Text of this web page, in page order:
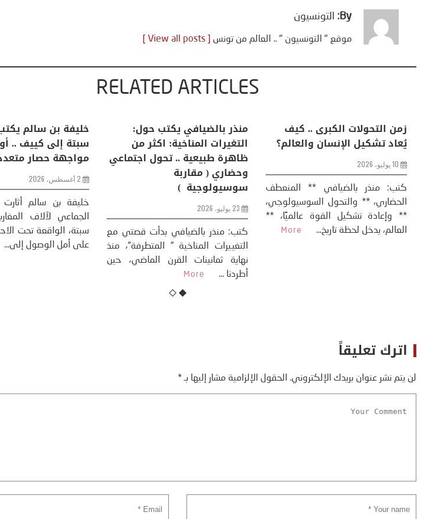
By: التونسيون
موقع " التونسيون " .. العالم من تونس [ View all posts ]
RELATED ARTICLES
منذر بالضيافي يكتب حول:
التغيرات المناخية: اكثر من
ظاهرة طبيعية .. تحول
وحضاري ( مقاربة
سوسيولوجية )
كتب: منذر بالضيافي بدأت
التغييرات المناخية ”
نهاية ثمانينات القرن الماضي،
زمن التحولات الكبرى .. كيف
يُعاد تشكيل الإنسان والعالم؟
كتب: منذر بالضيافي ** المنعطف
الحضاري، ** والتحول السوسيولوجي،
** وإعادة تشكيل القوة عالميًا، **
العالم، يدخل لحظة تاريخ...
More
تحليل اخباري/ أمريكا وايران:
عودة الحرب .. و “هرمز” مربط
تحليل – منذر بالضيافي عاد الرئيس
الأمريكي دونالد ترامب إلى قصف
ايران، وذلك ردا على ما اعتبره الرئيس
اترك تعليقاً
لن يتم نشر عنوان بريدك الإلكتروني. الحقول الإلزامية مشار إليها بـ*